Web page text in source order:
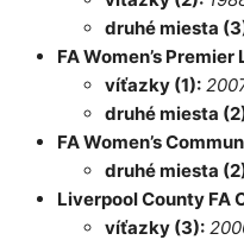
druhé miesta
FA Women’s Premier
víťazky (1):
druhé miesta
FA Women’s
druhé miesta
Liverpool County FA
víťazky (3):